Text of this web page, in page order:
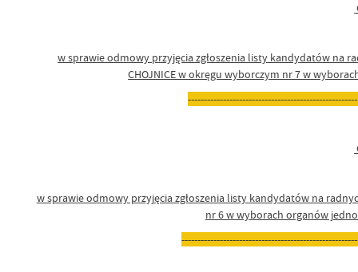
w sprawie odmowy przyjęcia zgłoszenia listy kandydatów na
CHOJNICE w okręgu wyborczym nr 7 w
w sprawie odmowy przyjęcia zgłoszenia listy kandydatów na
nr 6 w wyborach organów